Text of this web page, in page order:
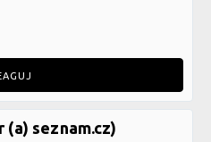
(a) seznam.cz)